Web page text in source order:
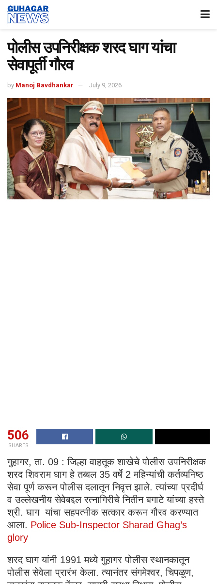
पोलीस उपनिरीक्षक शरद घाग यांचा
सेवापूर्ती गौरव
by Manoj Bavdhankar July 9, 2026
506
SHARES
गुहागर, ता. 09 : जिल्हा वाहतूक शाखेचे पोलीस उपनिरीक्षक
शरद शिवराम घाग हे तब्बल 35 वर्षे 2 महिन्यांची कर्तव्यनिष्ठ
सेवा पूर्ण करून पोलीस दलातून निवृत्त झाले. त्यांच्या प्रदीर्घ
व उल्लेखनीय सेवेबद्दल रत्नागिरीचे नितीन बगाटे यांच्या हस्ते
श्री. घाग यांचा सहपत्नीक सत्कार करून गौरव करण्यात
आला. Police Sub-Inspector Sharad Ghag’s
glory
शरद घाग यांनी 1991 मध्ये गुहागर पोलीस स्थानकातून
पोलीस सेवेला प्रारंभ केला. त्यानंतर संगमेश्वर, चिपळूण,